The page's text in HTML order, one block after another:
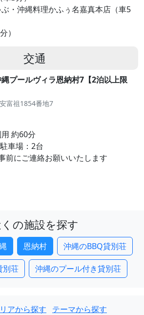
ぶ・沖縄料理かふぅ名嘉真本店（車5
）
交通
プールヴィラ恩納村7【2泊以上限
富祖1854番地7
約60分
車場：2台
前にご連絡お願いいたします
の施設を探す
恩納村 沖縄のBBQ貸別荘
別荘 沖縄のプール付き貸別荘
アから探す
テーマから探す